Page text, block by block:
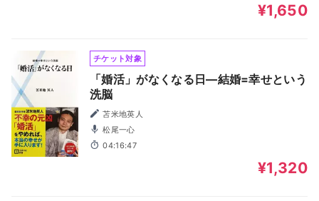
¥1,650
チケット対象
「婚活」がなくなる日―結婚=幸せという
洗脳
苫米地英人
松尾一心
04:16:47
¥1,320